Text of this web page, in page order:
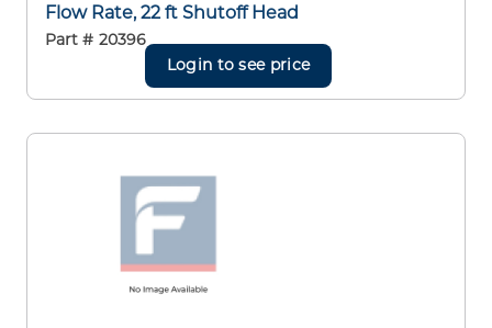
Flow Rate, 22 ft Shutoff Head
Part # 20396
Login to see price